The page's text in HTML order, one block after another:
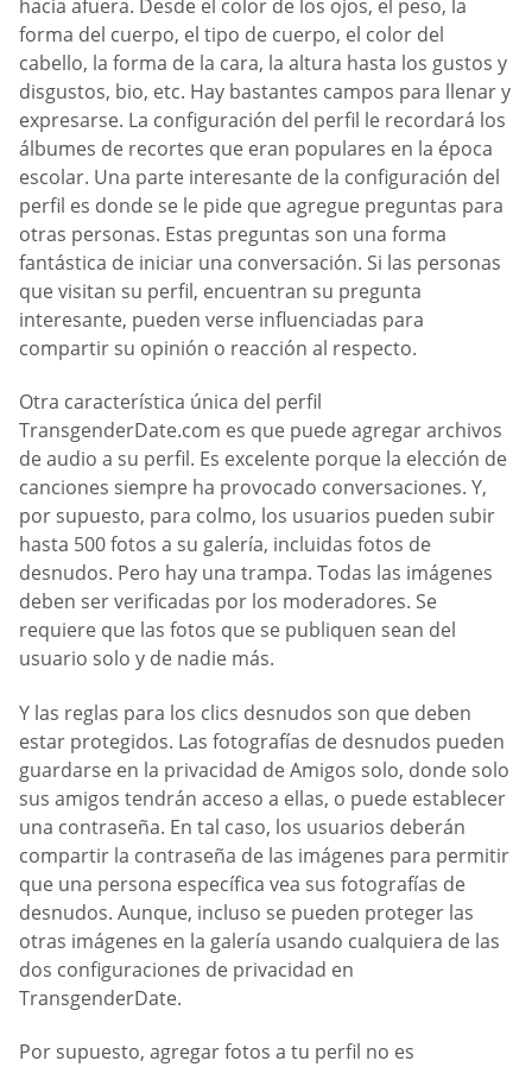
hacia afuera. Desde el color de los ojos, el peso, la
forma del cuerpo, el tipo de cuerpo, el color del
cabello, la forma de la cara, la altura hasta los gustos y
disgustos, bio, etc. Hay bastantes campos para llenar y
expresarse. La configuración del perfil le recordará los
álbumes de recortes que eran populares en la época
escolar. Una parte interesante de la configuración del
perfil es donde se le pide que agregue preguntas para
otras personas. Estas preguntas son una forma
fantástica de iniciar una conversación. Si las personas
que visitan su perfil, encuentran su pregunta
interesante, pueden verse influenciadas para
compartir su opinión o reacción al respecto.
Otra característica única del perfil
TransgenderDate.com es que puede agregar archivos
de audio a su perfil. Es excelente porque la elección de
canciones siempre ha provocado conversaciones. Y,
por supuesto, para colmo, los usuarios pueden subir
hasta 500 fotos a su galería, incluidas fotos de
desnudos. Pero hay una trampa. Todas las imágenes
deben ser verificadas por los moderadores. Se
requiere que las fotos que se publiquen sean del
usuario solo y de nadie más.
Y las reglas para los clics desnudos son que deben
estar protegidos. Las fotografías de desnudos pueden
guardarse en la privacidad de Amigos solo, donde solo
sus amigos tendrán acceso a ellas, o puede establecer
una contraseña. En tal caso, los usuarios deberán
compartir la contraseña de las imágenes para permitir
que una persona específica vea sus fotografías de
desnudos. Aunque, incluso se pueden proteger las
otras imágenes en la galería usando cualquiera de las
dos configuraciones de privacidad en
TransgenderDate.
Por supuesto, agregar fotos a tu perfil no es